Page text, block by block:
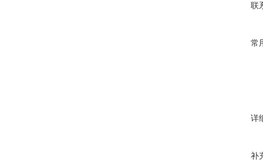
联
常
详
补